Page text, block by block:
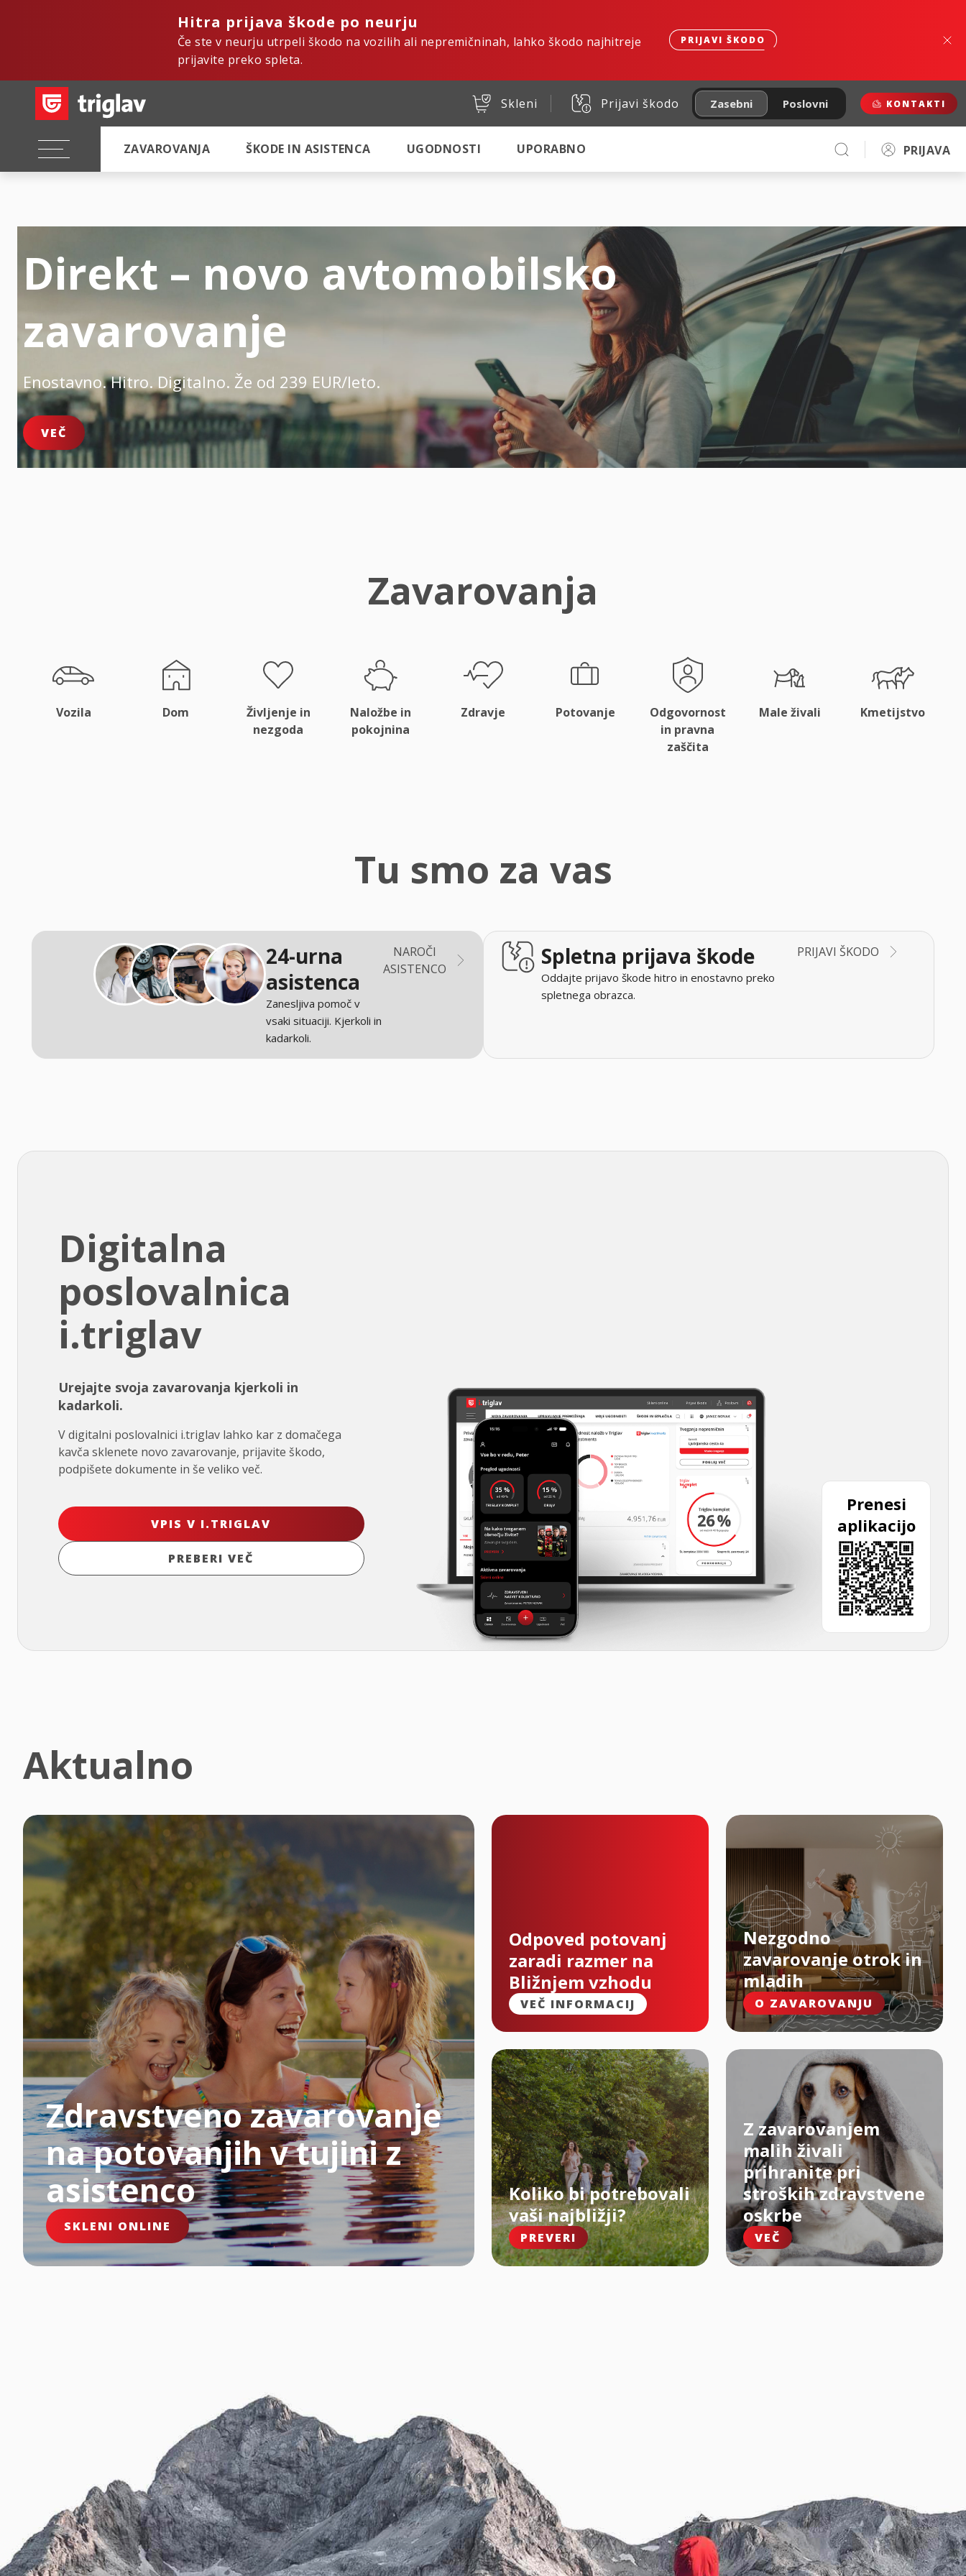
Hitra prijava škode po neurju
Če ste v neurju utrpeli škodo na vozilih ali nepremičninah, lahko škodo najhitreje
prijavite preko spleta.
PRIJAVI ŠKODO
Skleni Prijavi škodo Zasebni Poslovni KONTAKTI
ZAVAROVANJA ŠKODE IN ASISTENCA UGODNOSTI UPORABNO PRIJAVA
Direkt – novo avtomobilsko
zavarovanje
Enostavno. Hitro. Digitalno. Že od 239 EUR/leto.
VEČ
Zavarovanja
Vozila Dom
Življenje in
nezgoda
Naložbe in
pokojnina
Zdravje Potovanje
Odgovornost
in pravna
zaščita
Male živali Kmetijstvo
Tu smo za vas
24-urna
asistenca
Zanesljiva pomoč v
vsaki situaciji. Kjerkoli in
kadarkoli.
NAROČI
ASISTENCO
Spletna prijava škode
Oddajte prijavo škode hitro in enostavno preko
spletnega obrazca.
PRIJAVI ŠKODO
Digitalna
poslovalnica
i.triglav
Urejajte svoja zavarovanja kjerkoli in
kadarkoli.
V digitalni poslovalnici i.triglav lahko kar z domačega
kavča sklenete novo zavarovanje, prijavite škodo,
podpišete dokumente in še veliko več.
VPIS V I.TRIGLAV
PREBERI VEČ
Prenesi
aplikacijo
Aktualno
Zdravstveno zavarovanje
na potovanjih v tujini z
asistenco
SKLENI ONLINE
Odpoved potovanj
zaradi razmer na
Bližnjem vzhodu
VEČ INFORMACIJ
Nezgodno
zavarovanje otrok in
mladih
O ZAVAROVANJU
Koliko bi potrebovali
vaši najbližji?
PREVERI
Z zavarovanjem
malih živali
prihranite pri
stroških zdravstvene
oskrbe
VEČ